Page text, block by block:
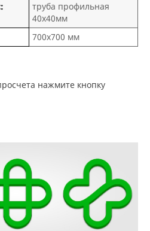
труба профильная
40х40мм
700х700 мм
нажмите кнопку